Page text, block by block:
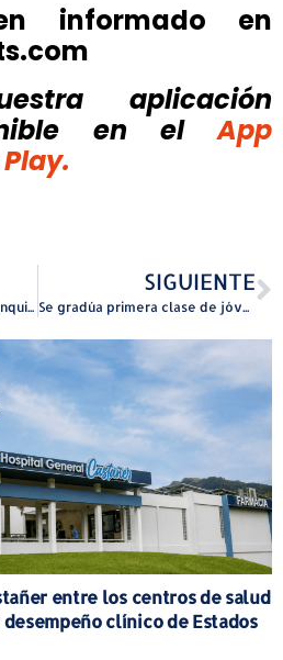
informado en
aplicación
en el
App
Sesiones Desde La Loma conquista Tenerife ante más de 10,000 personas en la Plaza del Cristo
SIGUIENTE
Se gradúa primera clase de jóvenes con diversidad funcional del área académica vocacional y técnica de los Centros Sor Isolina Ferré
entre los centros de salud
clínico de Estados